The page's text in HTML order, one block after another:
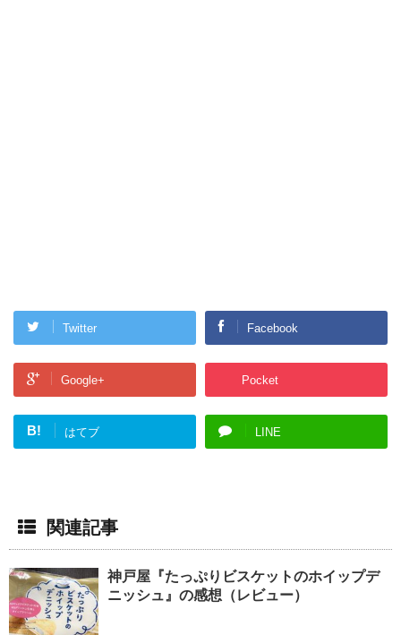
Twitter Facebook
Google+ Pocket
B! はてブ LINE
関連記事
神戸屋『たっぷりビスケットのホイップデ
ニッシュ』の感想（レビュー）